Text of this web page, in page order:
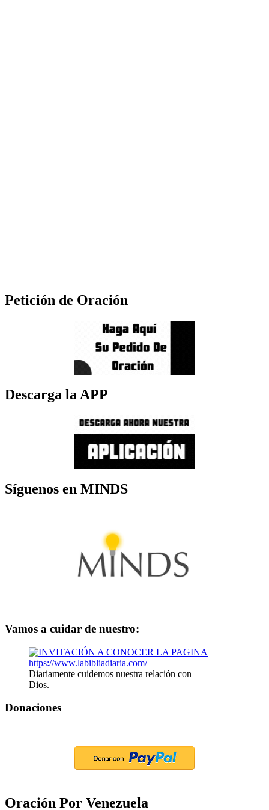
Petición de Oración
Descarga la APP
Síguenos en MINDS
Vamos a cuidar de nuestro:
Diariamente cuidemos nuestra relación con
Dios.
Donaciones
Oración Por Venezuela